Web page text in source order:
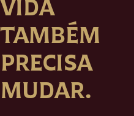
TAMBÉM
PRECISA
MUDAR.